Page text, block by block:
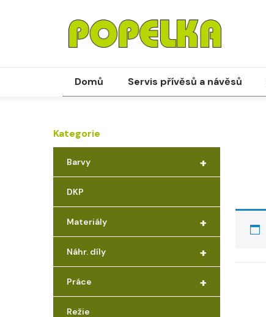
Domů Servis přívěsů a návěsů
Kategorie
+
Barvy
DKP
+
Materiály
+
Náhr. díly
+
Práce
Režie